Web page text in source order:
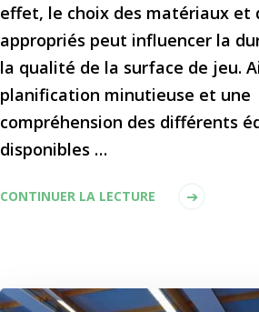
effet, le choix des matériaux et
appropriés peut influencer la
la qualité de la surface de jeu.
planification minutieuse et une
compréhension des différents
disponibles …
CONTINUER LA LECTURE